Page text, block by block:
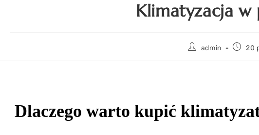
Klimatyzacja w
admin 20
Dlaczego warto kupić